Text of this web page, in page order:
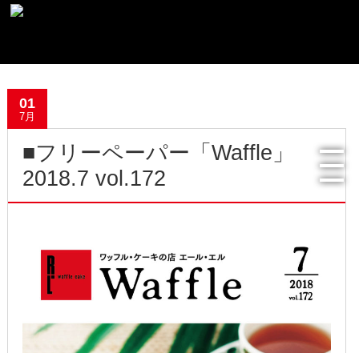
メディア掲載情報
過去の記事
2022年4月
01
7月
■フリーペーパー「Waffle」
2018.7 vol.172